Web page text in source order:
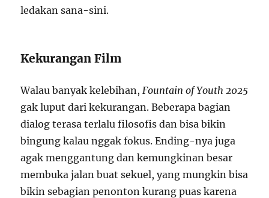
ledakan sana-sini.
Kekurangan Film
Walau banyak kelebihan, Fountain of Youth 2025
gak luput dari kekurangan. Beberapa bagian
dialog terasa terlalu filosofis dan bisa bikin
bingung kalau nggak fokus. Ending-nya juga
agak menggantung dan kemungkinan besar
membuka jalan buat sekuel, yang mungkin bisa
bikin sebagian penonton kurang puas karena